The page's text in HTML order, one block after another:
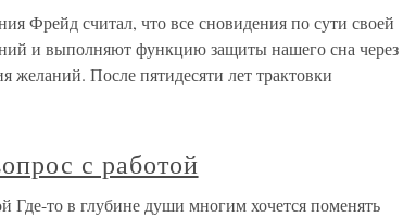
Фрейд считал, что все сновидения по сути своей
и выполняют функцию защиты нашего сна через
желаний. После пятидесяти лет трактовки
с работой
то в глубине души многим хочется поменять